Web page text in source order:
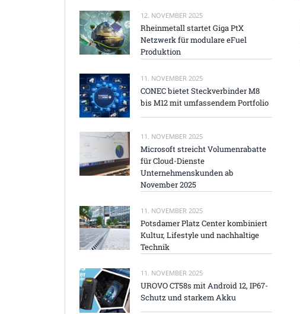
12. NOVEMBER 2025
Rheinmetall startet Giga PtX
Netzwerk für modulare eFuel
Produktion
11. NOVEMBER 2025
CONEC bietet Steckverbinder M8
bis M12 mit umfassendem Portfolio
11. NOVEMBER 2025
Microsoft streicht Volumenrabatte
für Cloud-Dienste
Unternehmenskunden ab
November 2025
11. NOVEMBER 2025
Potsdamer Platz Center kombiniert
Kultur, Lifestyle und nachhaltige
Technik
11. NOVEMBER 2025
UROVO CT58s mit Android 12, IP67-
Schutz und starkem Akku